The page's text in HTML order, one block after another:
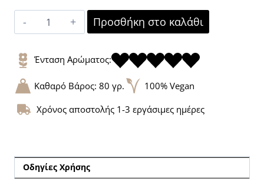
Mousse
de
16
αρωματισμένου
ελαιοκράμβης
γυάλινο
μπουκαλάκι
Προσθήκη στο καλάθι
Ένταση Αρώματος:
Καθαρό Βάρος: 80 γρ. 100% Vegan
Χρόνος αποστολής 1-3 εργάσιμες ημέρες
Οδηγίες Χρήσης